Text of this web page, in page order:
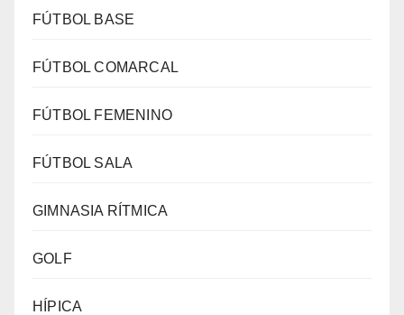
FÚTBOL BASE
FÚTBOL COMARCAL
FÚTBOL FEMENINO
FÚTBOL SALA
GIMNASIA RÍTMICA
GOLF
HÍPICA